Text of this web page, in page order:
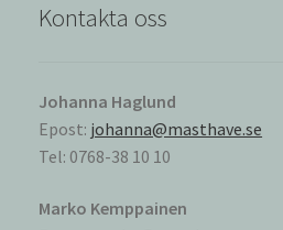
Kontakta oss
Johanna Haglund
Epost: johanna@masthave.se
Tel: 0768-38 10 10
Marko Kemppainen